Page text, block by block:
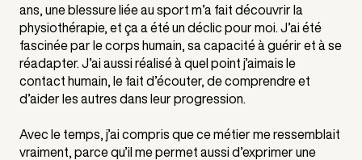
ans, une blessure liée au sport m’a fait découvrir la
physiothérapie, et ça a été un déclic pour moi. J’ai été
fascinée par le corps humain, sa capacité à guérir et à se
réadapter. J’ai aussi réalisé à quel point j’aimais le
contact humain, le fait d’écouter, de comprendre et
d’aider les autres dans leur progression.
Avec le temps, j’ai compris que ce métier me ressemblait
vraiment, parce qu’il me permet aussi d’exprimer une